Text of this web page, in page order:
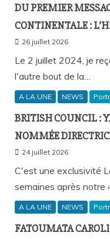
DU PREMIER
CONTINENTALE :
BIRAHIM FALL ET
26 juillet 2026
Le 2 juillet 2024, je
l'autre bout de la…
A LA UNE NEWS
BRITISH COUNCIL :
NOMMÉE
L’AFRIQUE
24 juillet 2026
C'est une exclusivité
semaines après notre
A LA UNE NEWS
FATOUMATA